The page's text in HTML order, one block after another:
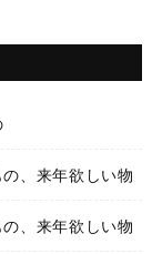
、来年欲しい物
、来年欲しい物